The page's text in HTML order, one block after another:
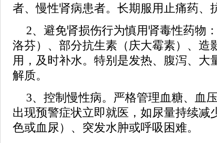
者、慢性肾病患者。长期服用止痛药、
2、避免肾损伤行为慎用肾毒性药物
洛芬）、部分抗生素（庆大霉素）、造
用，及时补水。特别是发热、腹泻、大
解质。
3、控制慢性病。严格管理血糖、血
出现预警症状立即就医，如尿量持续减
色或血尿）、突发水肿或呼吸困难。